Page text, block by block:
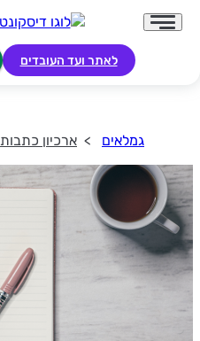
לאתר ועד העובדים
גמלאים ארכיון כתבות